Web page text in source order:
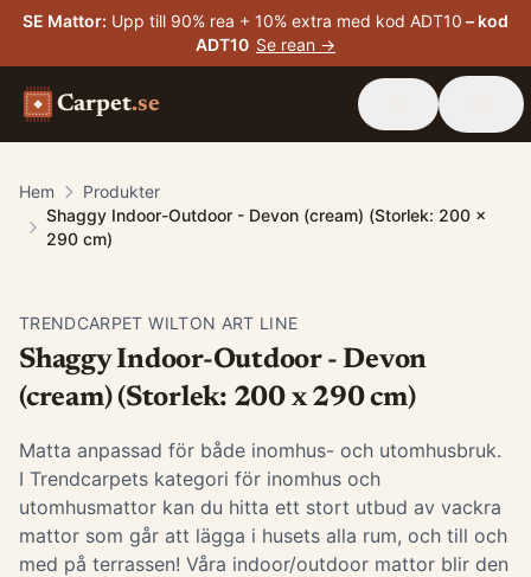
SE Mattor: Upp till 90% rea + 10% extra med kod ADT10 – kod
ADT10 Se rean →
Carpet.se
Hem
Produkter
Shaggy Indoor-Outdoor - Devon (cream) (Storlek: 200 x
290 cm)
TRENDCARPET WILTON ART LINE
Shaggy Indoor-Outdoor - Devon
(cream) (Storlek: 200 x 290 cm)
Matta anpassad för både inomhus- och utomhusbruk.
I Trendcarpets kategori för inomhus och
utomhusmattor kan du hitta ett stort utbud av vackra
mattor som går att lägga i husets alla rum, och till och
med på terrassen! Våra indoor/outdoor mattor blir den